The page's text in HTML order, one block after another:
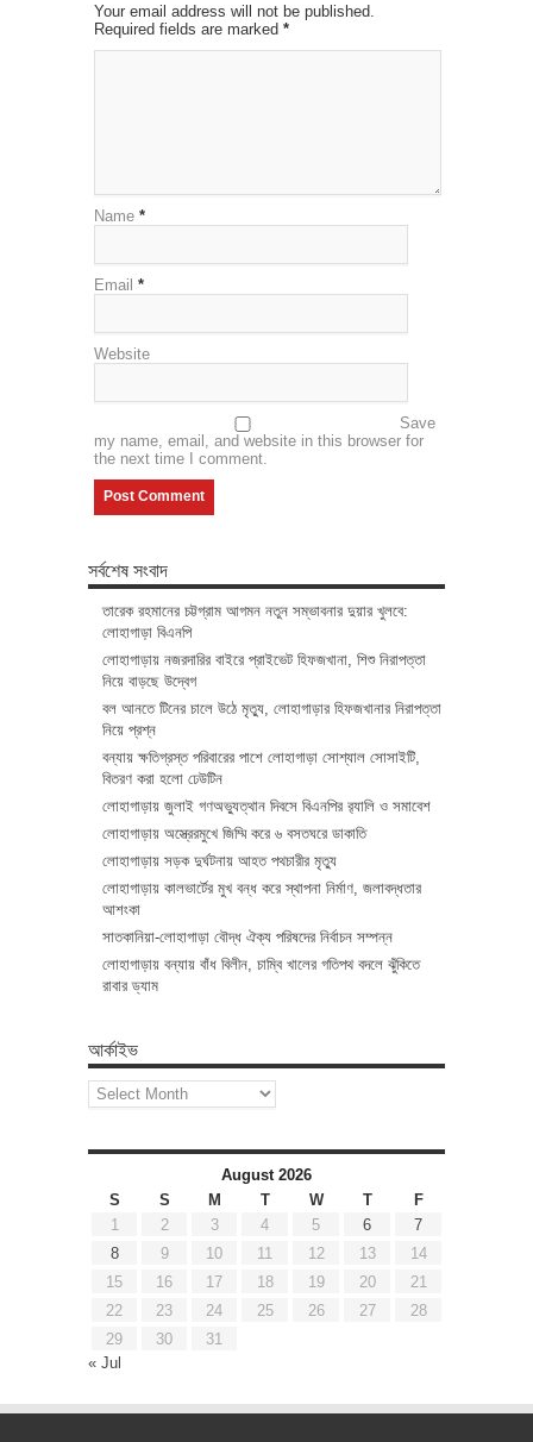
Your email address will not be published.
Required fields are marked *
Name *
Email *
Website
Save
my name, email, and website in this browser for
the next time I comment.
সর্বশেষ সংবাদ
তারেক রহমানের চট্টগ্রাম আগমন নতুন সম্ভাবনার দুয়ার খুলবে:
লোহাগাড়া বিএনপি
লোহাগাড়ায় নজরদারির বাইরে প্রাইভেট হিফজখানা, শিশু নিরাপত্তা
নিয়ে বাড়ছে উদ্বেগ
বল আনতে টিনের চালে উঠে মৃত্যু, লোহাগাড়ার হিফজখানার নিরাপত্তা
নিয়ে প্রশ্ন
বন্যায় ক্ষতিগ্রস্ত পরিবারের পাশে লোহাগাড়া সোশ্যাল সোসাইটি,
বিতরণ করা হলো ঢেউটিন
লোহাগাড়ায় জুলাই গণঅভ্যুত্থান দিবসে বিএনপির র‌্যালি ও সমাবেশ
লোহাগাড়ায় অস্ত্রেরমুখে জিম্মি করে ৬ বসতঘরে ডাকাতি
লোহাগাড়ায় সড়ক দুর্ঘটনায় আহত পথচারীর মৃত্যু
লোহাগাড়ায় কালভার্টের মুখ বন্ধ করে স্থাপনা নির্মাণ, জলাবদ্ধতার
আশংকা
সাতকানিয়া-লোহাগাড়া বৌদ্ধ ঐক্য পরিষদের নির্বাচন সম্পন্ন
লোহাগাড়ায় বন্যায় বাঁধ বিলীন, চাম্বি খালের গতিপথ বদলে ঝুঁকিতে
রাবার ড্যাম
আর্কাইভ
আর্কাইভ
August 2026
S
S M T W T
F
1
2 3 4 5 6
7
8
9 10 11 12 13
14
15
16 17 18 19 20
21
22
23 24 25 26 27
28
29
30
31
« Jul